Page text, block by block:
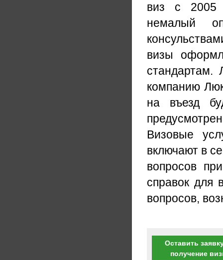
виз с 2005
немалый
визы
стандартам.
компанию
на въезд
Визовые
включают в
вопросов
справок для
вопросов,
Оставить
получение